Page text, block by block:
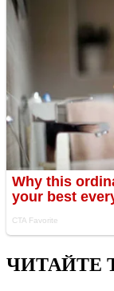
ЧИТАЙТЕ